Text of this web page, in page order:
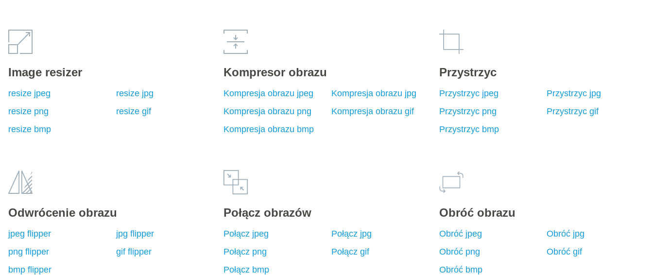
Image resizer
resize jpeg
resize jpg
resize png
resize gif
resize bmp
Kompresor obrazu
Kompresja obrazu jpeg
Kompresja obrazu jpg
Kompresja obrazu png
Kompresja obrazu gif
Kompresja obrazu bmp
Przystrzyc
Przystrzyc jpeg
Przystrzyc jpg
Przystrzyc png
Przystrzyc gif
Przystrzyc bmp
Odwrócenie obrazu
jpeg flipper
jpg flipper
png flipper
gif flipper
bmp flipper
Połącz obrazów
Połącz jpeg
Połącz jpg
Połącz png
Połącz gif
Połącz bmp
Obróć obrazu
Obróć jpeg
Obróć jpg
Obróć png
Obróć gif
Obróć bmp